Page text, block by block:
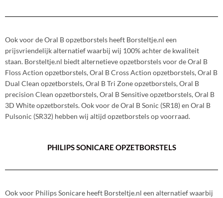
Ook voor de Oral B opzetborstels heeft Borsteltje.nl een
prijsvriendelijk alternatief waarbij wij 100% achter de kwaliteit
staan. Borsteltje.nl biedt alternetieve opzetborstels voor de Oral B
Floss Action opzetborstels, Oral B Cross Action opzetborstels, Oral B
Dual Clean opzetborstels, Oral B Tri Zone opzetborstels, Oral B
precision Clean opzetborstels, Oral B Sensitive opzetborstels, Oral B
3D White opzetborstels. Ook voor de Oral B Sonic (SR18) en Oral B
Pulsonic (SR32) hebben wij altijd opzetborstels op voorraad.
PHILIPS SONICARE OPZETBORSTELS
Ook voor Philips Sonicare heeft Borsteltje.nl een alternatief waarbij